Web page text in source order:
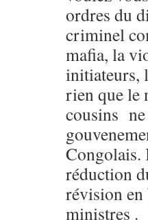
ordres du
criminel
mafia, la
initiateurs,
rien que le
cousins ne
Congolais.
réduction
révision en
ministres .